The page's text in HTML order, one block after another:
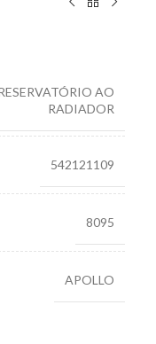
AO
RADIADOR
542121109
8095
APOLLO